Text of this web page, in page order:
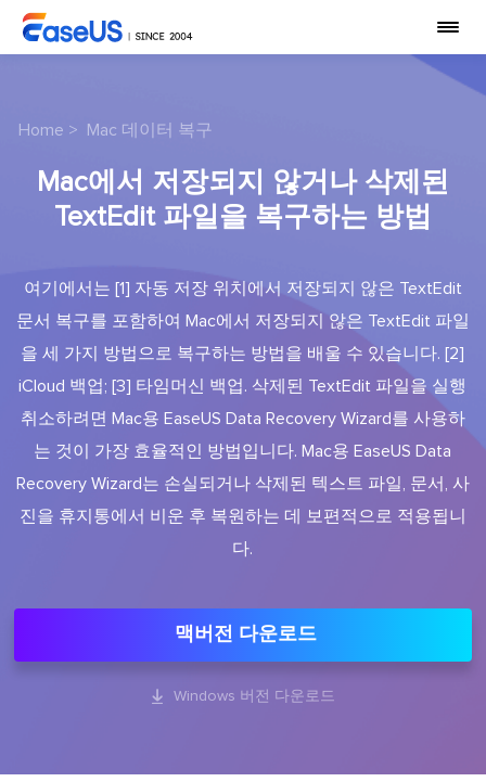
Home > Mac 데이터 복구
Mac에서 저장되지 않거나 삭제된
TextEdit 파일을 복구하는 방법
여기에서는 [1] 자동 저장 위치에서 저장되지 않은 TextEdit
문서 복구를 포함하여 Mac에서 저장되지 않은 TextEdit 파일
을 세 가지 방법으로 복구하는 방법을 배울 수 있습니다. [2]
iCloud 백업; [3] 타임머신 백업. 삭제된 TextEdit 파일을 실행
취소하려면 Mac용 EaseUS Data Recovery Wizard를 사용하
는 것이 가장 효율적인 방법입니다. Mac용 EaseUS Data
Recovery Wizard는 손실되거나 삭제된 텍스트 파일, 문서, 사
진을 휴지통에서 비운 후 복원하는 데 보편적으로 적용됩니
다.
맥버전 다운로드
 Windows 버전 다운로드